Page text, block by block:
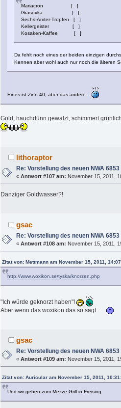
Mariacron [ ]
Grasovka [ ]
Sechs-Ämter-Tropfen [ ]
Kellergeister [ ]
Kosaken-Kaffee [ ]
Da fehlt noch eines der beiden einzigen
Kennen aber wohl auch nur noch die älteren
Eines ist Zinn 40, aber das andere...
Gold, hauchdünn gewalzt, schimmert
lithoraptor
Re: Vorstellung des neuen NWA 6853
«Antwort #107 am: November 15, 2011,
Danziger Goldwasser?!
gsac
Re: Vorstellung des neuen NWA 6853
«Antwort #108 am: November 15, 2011,
Zitat von: Mettmann am November 15, 2011,
http://www.woxikon.se/tyska/knorzen.php
"Ich würde geknorzt haben"!
Aber wenn das woxikon das so sagt....
gsac
Re: Vorstellung des neuen NWA 6853
«Antwort #109 am: November 15, 2011,
Zitat von: Auricular am November 15, 2011,
Und wir gehen zum Mezze Grill in Freising